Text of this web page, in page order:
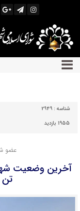
شناسه : 2949
1955 بازدید
عضو
تن